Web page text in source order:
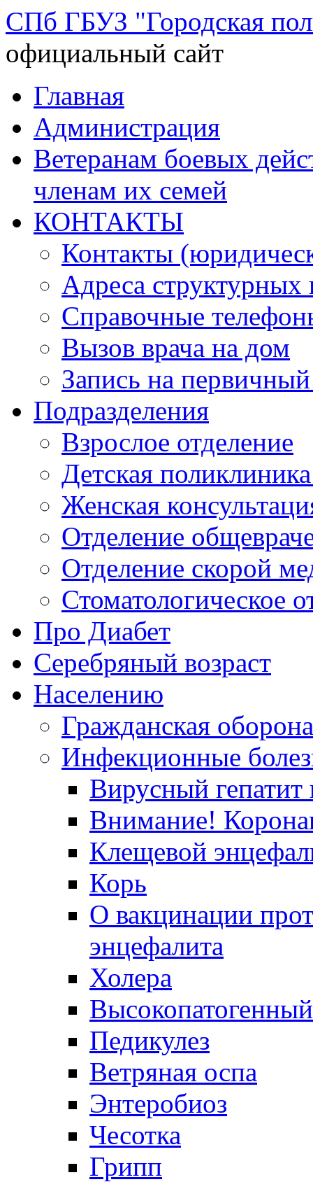
СПб ГБУЗ "Городская
официальный сайт
Перейти
содержимому
Главная
Администрация
Ветеранам боевых
членам их семей
КОНТАКТЫ
Контакты
Адреса структурных
Справочные
Вызов врача на дом
Запись на
Подразделения
Взрослое отделение
Детская
Женская
Отделение
Отделение скорой
Стоматологическое
Про Диабет
Серебряный возраст
Населению
Гражданская оборона
Инфекционные
Вирусный гепатит
Внимание!
Клещевой
Корь
О вакцинации
энцефалита
Холера
Педикулез
Ветряная оспа
Энтеробиоз
Чесотка
Грипп